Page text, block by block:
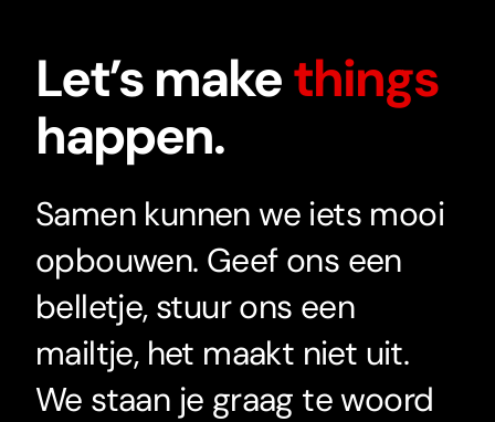
Let’s makethings
happen.
Samen kunnen we iets mooi
opbouwen. Geef ons een
belletje, stuur ons een
mailtje, het maakt niet uit.
We staan je graag te woord